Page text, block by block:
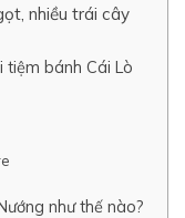
nhiều trái cây
bánh Cái Lò
như thế nào?